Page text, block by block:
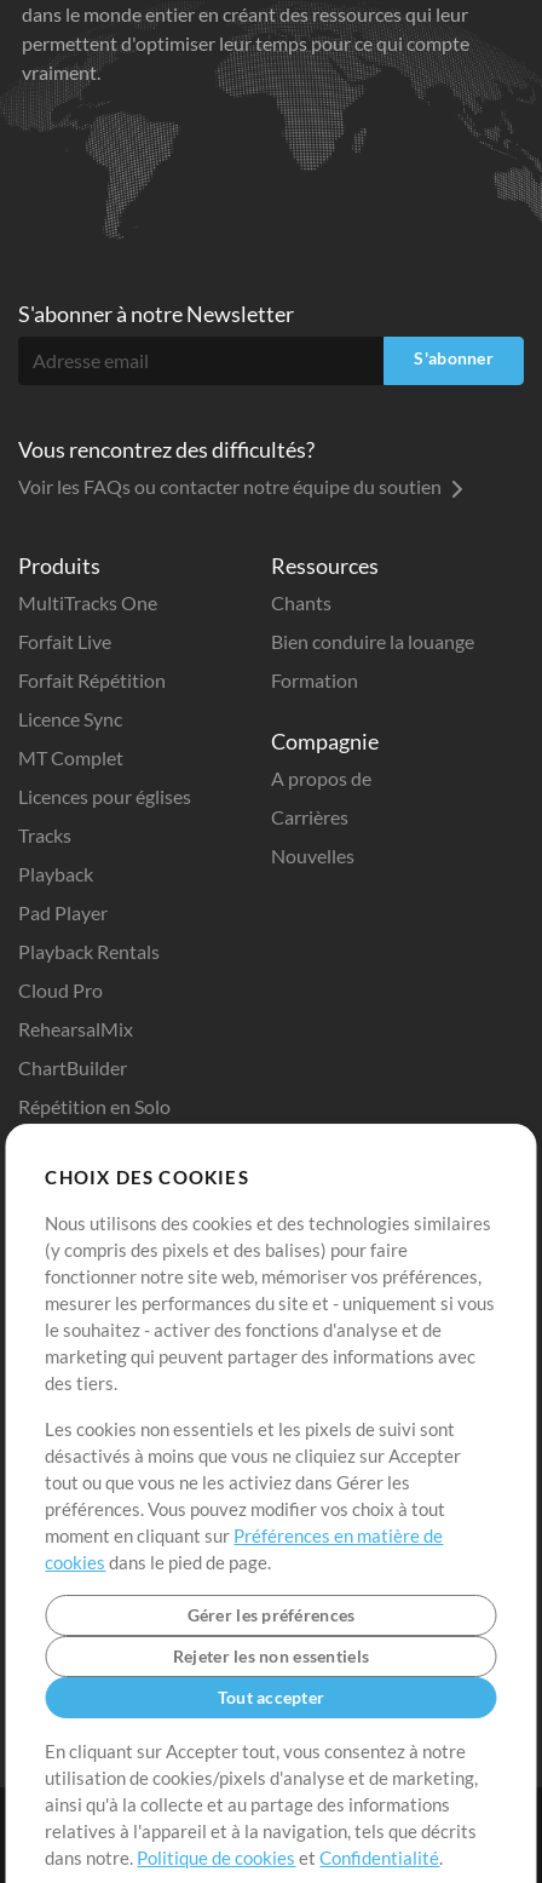
dans le monde entier en créant des ressources qui leur
permettent d'optimiser leur temps pour ce qui compte
vraiment.
Produits
MultiTracks One
Forfait Live
Forfait Répétition
Licence Sync
MT Complet
Licences pour églises
Tracks
Playback
Pad Player
Playback Rentals
Cloud Pro
RehearsalMix
ChartBuilder
Répétition en Solo
Modèles ProPresenter
Sons
Ressources
Chants
Bien conduire la louange
Formation
Compagnie
A propos de
Carrières
Nouvelles
Boutique
Acheter des crédits
Contenu gratuit
Demander les pistes
Extras
Sessions
Soumettre votre contenu
Listes de lecture
Conférence MT
Compte
Connexion
S'inscrire
S'abonner à notre Newsletter
S'abonner
Vous rencontrez des difficultés?
Voir les FAQs ou contacter notre équipe du soutien
Conditions | Confidentialité |
CHOIX DES COOKIES
Nous utilisons des cookies et des technologies similaires
(y compris des pixels et des balises) pour faire
fonctionner notre site web, mémoriser vos préférences,
mesurer les performances du site et - uniquement si vous
le souhaitez - activer des fonctions d'analyse et de
marketing qui peuvent partager des informations avec
des tiers.
Les cookies non essentiels et les pixels de suivi sont
désactivés à moins que vous ne cliquiez sur Accepter
tout ou que vous ne les activiez dans Gérer les
préférences. Vous pouvez modifier vos choix à tout
moment en cliquant sur Préférences en matière de
cookies dans le pied de page.
Gérer les préférences
Rejeter les non essentiels
Tout accepter
En cliquant sur Accepter tout, vous consentez à notre
utilisation de cookies/pixels d'analyse et de marketing,
ainsi qu'à la collecte et au partage des informations
relatives à l'appareil et à la navigation, tels que décrits
dans notre. Politique de cookies etConfidentialité.